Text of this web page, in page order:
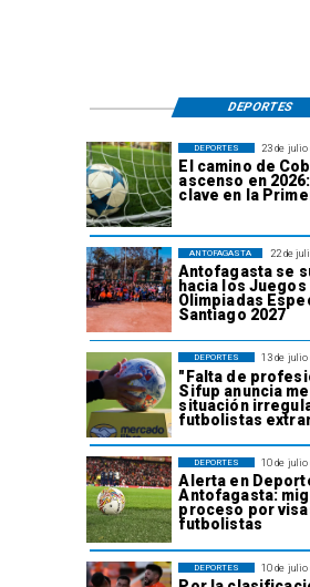
23 de julio
El camino de
ascenso en
clave en la
DEPORTES
22 de
Antofagasta se
hacia los
Olimpiadas
Santiago 2027
ANTOFAGASTA
13 de julio
"Falta de
Sifup anuncia
situación
futbolistas
DEPORTES
10 de julio
Alerta en
Antofagasta:
proceso por
futbolistas
DEPORTES
10 de julio
DEPORTES
DEPORTES